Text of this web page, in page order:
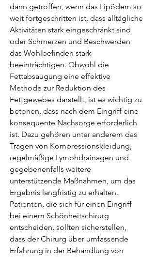
dann getroffen, wenn das Lipödem so
weit fortgeschritten ist, dass alltägliche
Aktivitäten stark eingeschränkt sind
oder Schmerzen und Beschwerden
das Wohlbefinden stark
beeinträchtigen. Obwohl die
Fettabsaugung eine effektive
Methode zur Reduktion des
Fettgewebes darstellt, ist es wichtig zu
betonen, dass nach dem Eingriff eine
konsequente Nachsorge erforderlich
ist. Dazu gehören unter anderem das
Tragen von Kompressionskleidung,
regelmäßige Lymphdrainagen und
gegebenenfalls weitere
unterstützende Maßnahmen, um das
Ergebnis langfristig zu erhalten.
Patienten, die sich für einen Eingriff
bei einem Schönheitschirurg
entscheiden, sollten sicherstellen,
dass der Chirurg über umfassende
Erfahrung in der Behandlung von